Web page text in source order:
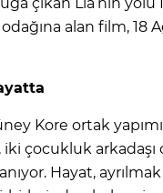
odağına alan film, 18
Kore ortak
çocukluk arkadaşı
Hayat,